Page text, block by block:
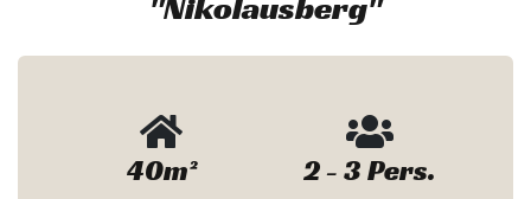
40m² 2 - 3 Pers.